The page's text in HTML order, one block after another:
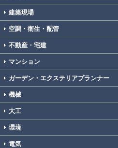
建築現場
空調・衛生・配管
不動産・宅建
マンション
ガーデン・エクステリアプランナー
機械
大工
環境
電気